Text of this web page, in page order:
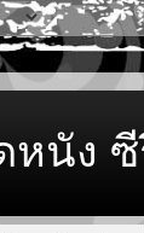
หนัง ซี